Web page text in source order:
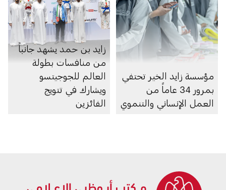
مؤسسة زايد الخير تحتفي
بمرور 34 عاماً من
العمل الإنساني والتنموي
زايد بن حمد يشهد جانباً
من منافسات بطولة
العالم للجوجيتسو
ويشارك في تتويج
الفائزين